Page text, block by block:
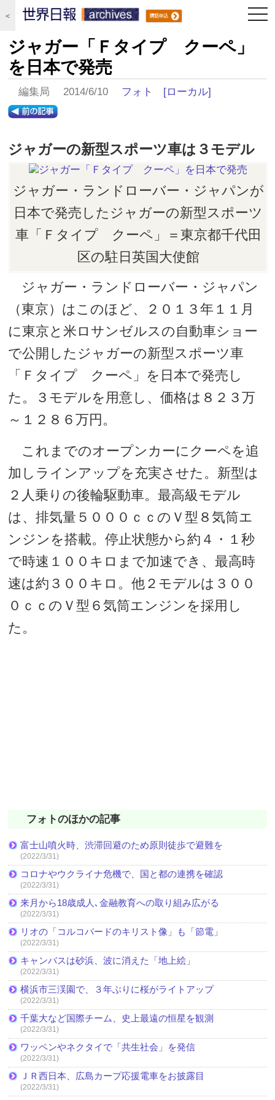
＜
ジャガー「Ｆタイプ クーペ」
を日本で発売
編集局 2014/6/10 フォト [ローカル]
ジャガーの新型スポーツ車は３モデル
ジャガー・ランドローバー・ジャパンが
日本で発売したジャガーの新型スポーツ
車「Ｆタイプ クーペ」＝東京都千代田
区の駐日英国大使館
ジャガー・ランドローバー・ジャパン
（東京）はこのほど、２０１３年１１月
に東京と米ロサンゼルスの自動車ショー
で公開したジャガーの新型スポーツ車
「Ｆタイプ クーペ」を日本で発売し
た。３モデルを用意し、価格は８２３万
～１２８６万円。
これまでのオープンカーにクーペを追
加しラインアップを充実させた。新型は
２人乗りの後輪駆動車。最高級モデル
は、排気量５０００ｃｃのＶ型８気筒エ
ンジンを搭載。停止状態から約４・１秒
で時速１００キロまで加速でき、最高時
速は約３００キロ。他２モデルは３００
０ｃｃのＶ型６気筒エンジンを採用し
た。
フォトのほかの記事
富士山噴火時、渋滞回避のため原則徒歩で避難を
(2022/3/31)
コロナやウクライナ危機で、国と都の連携を確認
(2022/3/31)
来月から18歳成人､金融教育への取り組み広がる
(2022/3/31)
リオの「コルコバードのキリスト像」も「節電」
(2022/3/31)
キャンバスは砂浜、波に消えた「地上絵」
(2022/3/31)
横浜市三渓園で、３年ぶりに桜がライトアップ
(2022/3/31)
千葉大など国際チーム、史上最遠の恒星を観測
(2022/3/31)
ワッペンやネクタイで「共生社会」を発信
(2022/3/31)
ＪＲ西日本、広島カープ応援電車をお披露目
(2022/3/31)